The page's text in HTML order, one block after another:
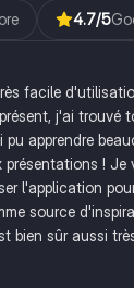
4.7/5
facile
j'ai trouvé
apprendre
! Je
l'application
source
bien sûr aussi